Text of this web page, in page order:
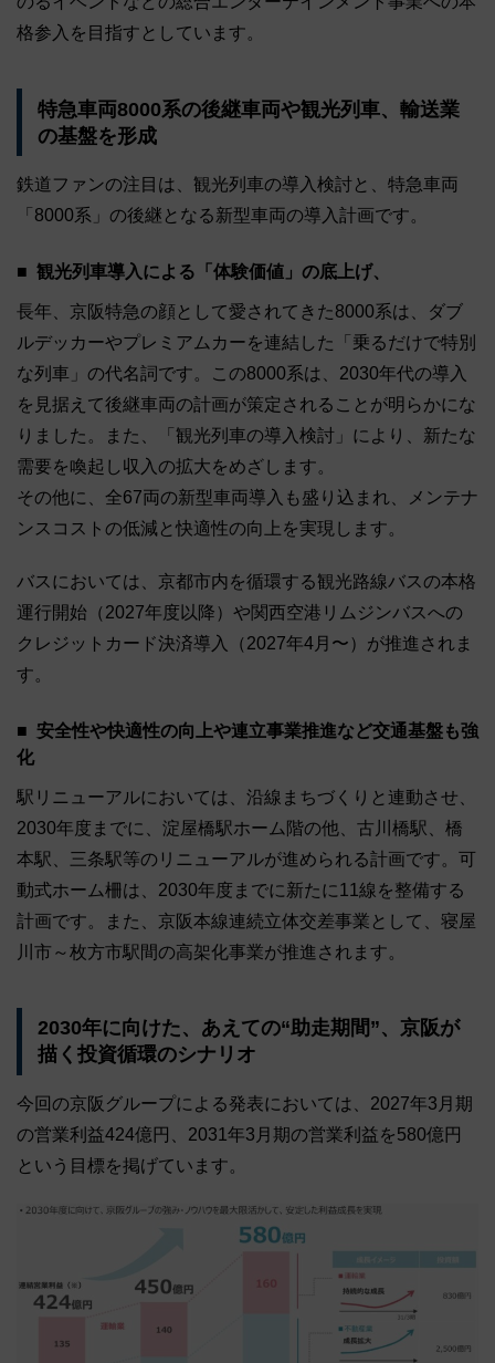
格参入を目指すとしています。
特急車両8000系の後継車両や観光列車、輸送業
の基盤を形成
鉄道ファンの注目は、観光列車の導入検討と、特急車両
「8000系」の後継となる新型車両の導入計画です。
観光列車導入による「体験価値」の底上げ、
長年、京阪特急の顔として愛されてきた8000系は、ダブ
ルデッカーやプレミアムカーを連結した「乗るだけで特別
な列車」の代名詞です。この8000系は、2030年代の導入
を見据えて後継車両の計画が策定されることが明らかにな
りました。また、「観光列車の導入検討」により、新たな
需要を喚起し収入の拡大をめざします。
その他に、全67両の新型車両導入も盛り込まれ、メンテナ
ンスコストの低減と快適性の向上を実現します。
バスにおいては、京都市内を循環する観光路線バスの本格
運行開始（2027年度以降）や関西空港リムジンバスへの
クレジットカード決済導入（2027年4月〜）が推進されま
す。
安全性や快適性の向上や連立事業推進など交通基盤も強
化
駅リニューアルにおいては、沿線まちづくりと連動させ、
2030年度までに、淀屋橋駅ホーム階の他、古川橋駅、橋
本駅、三条駅等のリニューアルが進められる計画です。可
動式ホーム柵は、2030年度までに新たに11線を整備する
計画です。また、京阪本線連続立体交差事業として、寝屋
川市～枚方市駅間の高架化事業が推進されます。
2030年に向けた、あえての“助走期間”、京阪が
描く投資循環のシナリオ
今回の京阪グループによる発表においては、2027年3月期
の営業利益424億円、2031年3月期の営業利益を580億円
という目標を掲げています。